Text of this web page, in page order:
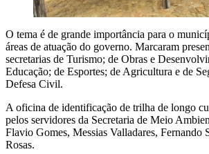
O tema é de grande importância para o
áreas de atuação do governo. Marcaram
secretarias de Turismo; de Obras e
Educação; de Esportes; de Agricultura e de
Defesa Civil.
A oficina de identificação de trilha de longo
pelos servidores da Secretaria de Meio
Flavio Gomes, Messias Valladares, Fernando
Rosas.